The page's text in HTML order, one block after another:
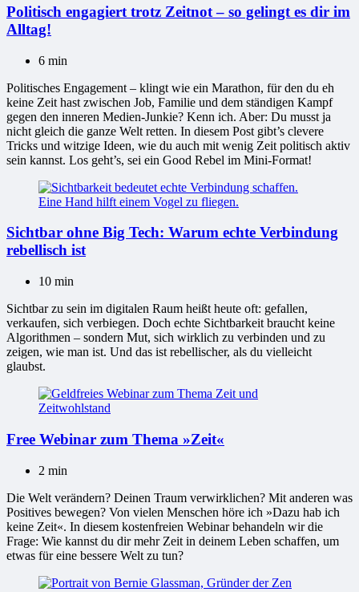
Politisch engagiert trotz Zeitnot – so gelingt es dir im
Alltag!
6 min
Politisches Engagement – klingt wie ein Marathon, für den du eh
keine Zeit hast zwischen Job, Familie und dem ständigen Kampf
gegen den inneren Medien-Junkie? Kenn ich. Aber: Du musst ja
nicht gleich die ganze Welt retten. In diesem Post gibt’s clevere
Tricks und witzige Ideen, wie du auch mit wenig Zeit politisch aktiv
sein kannst. Los geht’s, sei ein Good Rebel im Mini-Format!
Sichtbar ohne Big Tech: Warum echte Verbindung
rebellisch ist
10 min
Sichtbar zu sein im digitalen Raum heißt heute oft: gefallen,
verkaufen, sich verbiegen. Doch echte Sichtbarkeit braucht keine
Algorithmen – sondern Mut, sich wirklich zu verbinden und zu
zeigen, wie man ist. Und das ist rebellischer, als du vielleicht
glaubst.
Free Webinar zum Thema »Zeit«
2 min
Die Welt verändern? Deinen Traum verwirklichen? Mit anderen was
Positives bewegen? Von vielen Menschen höre ich »Dazu hab ich
keine Zeit«. In diesem kostenfreien Webinar behandeln wir die
Frage: Wie kannst du dir mehr Zeit in deinem Leben schaffen, um
etwas für eine bessere Welt zu tun?